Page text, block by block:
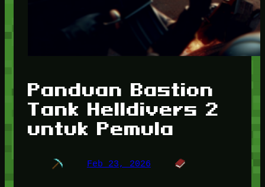
Panduan Bastion
Tank Helldivers 2
untuk Pemula
Feb 23, 2026